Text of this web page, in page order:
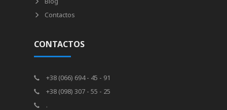
Contactos
CONTACTOS
+38 (066) 694 - 45 - 91
+38 (098) 307 - 55 - 25
.